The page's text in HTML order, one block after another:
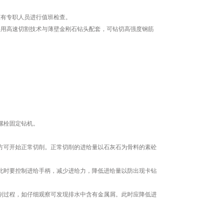
专职人员进行值班检查。
速切割技术与薄壁金刚石钻头配套，可钻切高强度钢筋
固定钻机。
开始正常切削。正常切削的进给量以石灰石为骨料的素砼
要控制进给手柄，减少进给力，降低进给量以防出现卡钻
程，如仔细观察可发现排水中含有金属屑。此时应降低进